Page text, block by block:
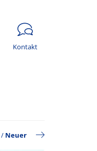
Kontakt
/ Neuer